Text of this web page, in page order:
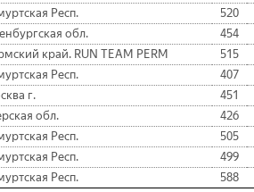
Респ. 520
обл. 454
край. RUN TEAM PERM 515
Респ. 407
г. 451
обл. 426
Респ. 505
Респ. 499
Респ. 588